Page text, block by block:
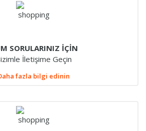
SORULARINIZ İÇİN
İletişime Geçin
fazla bilgi edinin